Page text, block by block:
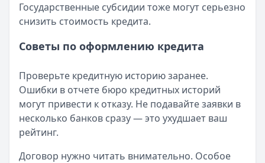
Государственные субсидии тоже могут серьезно
снизить стоимость кредита.
Советы по оформлению кредита
Проверьте кредитную историю заранее.
Ошибки в отчете бюро кредитных историй
могут привести к отказу. Не подавайте заявки в
несколько банков сразу — это ухудшает ваш
рейтинг.
Договор нужно читать внимательно. Особое